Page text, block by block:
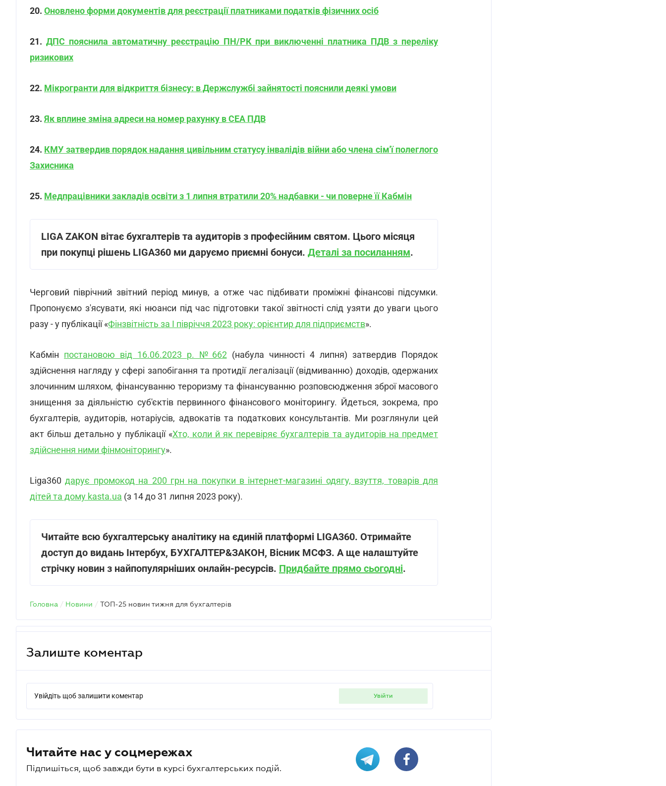
20. Оновлено форми документів для реєстрації платниками податків фізичних осіб
21. ДПС пояснила автоматичну реєстрацію ПН/РК при виключенні платника ПДВ з переліку
ризикових
22. Мікрогранти для відкриття бізнесу: в Держслужбі зайнятості пояснили деякі умови
23. Як вплине зміна адреси на номер рахунку в СЕА ПДВ
24. КМУ затвердив порядок надання цивільним статусу інвалідів війни або члена сім'ї полеглого
Захисника
25. Медпрацівники закладів освіти з 1 липня втратили 20% надбавки - чи поверне її Кабмін
LIGA ZAKON вітає бухгалтерів та аудиторів з професійним святом. Цього місяця
при покупці рішень LIGA360 ми даруємо приємні бонуси. Деталі за посиланням.
Черговий піврічний звітний період минув, а отже час підбивати проміжні фінансові підсумки.
Пропонуємо з'ясувати, які нюанси під час підготовки такої звітності слід узяти до уваги цього
разу - у публікації «Фінзвітність за І півріччя 2023 року: орієнтир для підприємств».
Кабмін постановою від 16.06.2023 р. №662(набула чинності 4 липня) затвердив Порядок
здійснення нагляду у сфері запобігання та протидії легалізації (відмиванню) доходів, одержаних
злочинним шляхом, фінансуванню тероризму та фінансуванню розповсюдження зброї масового
знищення за діяльністю суб'єктів первинного фінансового моніторингу. Йдеться, зокрема, про
бухгалтерів, аудиторів, нотаріусів, адвокатів та податкових консультантів. Ми розглянули цей
акт більш детально у публікації «Хто, коли й як перевіряє бухгалтерів та аудиторів на предмет
здійснення ними фінмоніторингу».
Liga360дарує промокод на 200 грн на покупки в інтернет-магазині одягу, взуття, товарів для
дітей та дому kasta.ua (з 14 до 31 липня 2023 року).
Читайте всю бухгалтерську аналітику на єдиній платформі LIGA360. Отримайте
доступ до видань Інтербух, БУХГАЛТЕР&ЗАКОН, Вісник МСФЗ. А ще налаштуйте
стрічку новин з найпопулярніших онлайн-ресурсів. Придбайте прямо сьогодні.
Головна / Новини / ТОП-25 новин тижня для бухгалтерів
Залиште коментар
Увійдіть щоб залишити коментар увійти
Читайте нас у соцмережах
Підпишіться, щоб завжди бути в курсі бухгалтерських подій.